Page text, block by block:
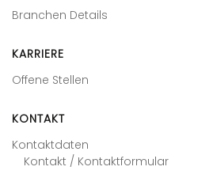
Branchen Details
KARRIERE
Offene Stellen
KONTAKT
Kontaktdaten
Kontakt / Kontaktformular